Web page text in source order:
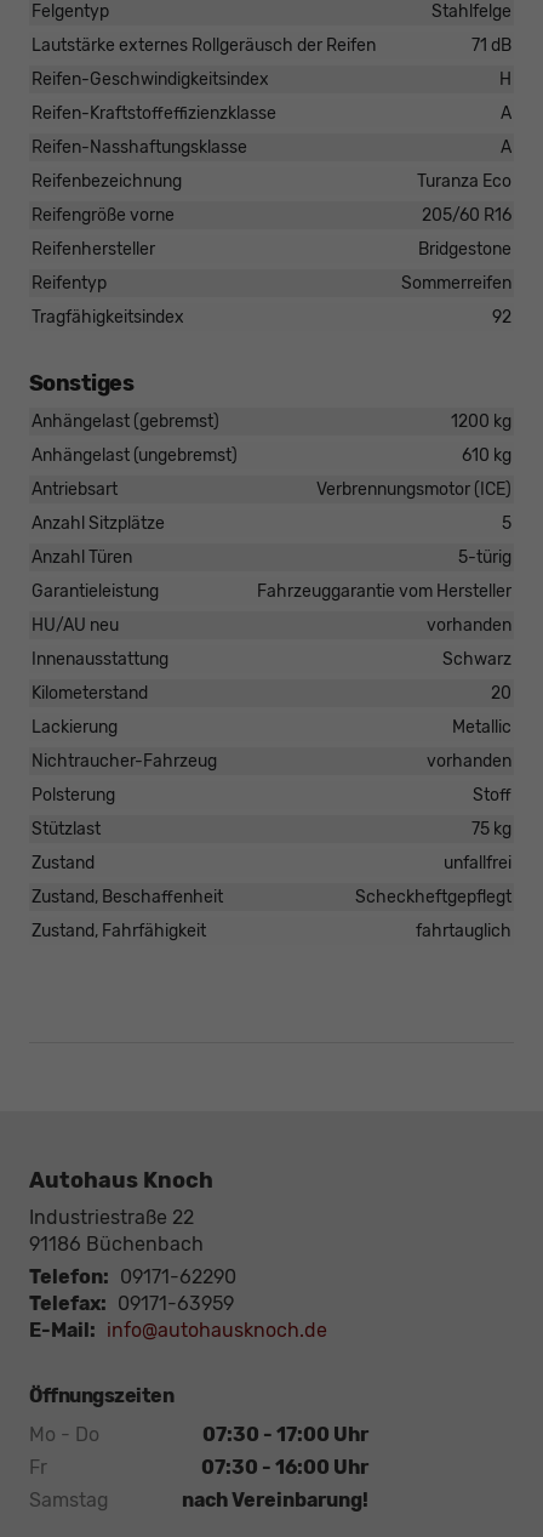
Felgentyp
Stahlfelge
Lautstärke externes Rollgeräusch der Reifen
71 dB
Reifen-Geschwindigkeitsindex
H
Reifen-Kraftstoffeffizienzklasse
A
Reifen-Nasshaftungsklasse
A
Reifenbezeichnung
Turanza Eco
Reifengröße vorne
205/60 R16
Reifenhersteller
Bridgestone
Reifentyp
Sommerreifen
Tragfähigkeitsindex
92
Sonstiges
Anhängelast (gebremst)
1200 kg
Anhängelast (ungebremst)
610 kg
Antriebsart
Verbrennungsmotor (ICE)
Anzahl Sitzplätze
5
Anzahl Türen
5-türig
Garantieleistung
Fahrzeuggarantie vom Hersteller
HU/AU neu
vorhanden
Innenausstattung
Schwarz
Kilometerstand
20
Lackierung
Metallic
Nichtraucher-Fahrzeug
vorhanden
Polsterung
Stoff
Stützlast
75 kg
Zustand
unfallfrei
Zustand, Beschaffenheit
Scheckheftgepflegt
Zustand, Fahrfähigkeit
fahrtauglich
Autohaus Knoch
Industriestraße 22
91186 Büchenbach
Telefon: 09171-62290
Telefax: 09171-63959
E-Mail: info@autohausknoch.de
Öffnungszeiten
Mo - Do
07:30 - 17:00 Uhr
Fr
07:30 - 16:00 Uhr
Samstag
nach Vereinbarung!